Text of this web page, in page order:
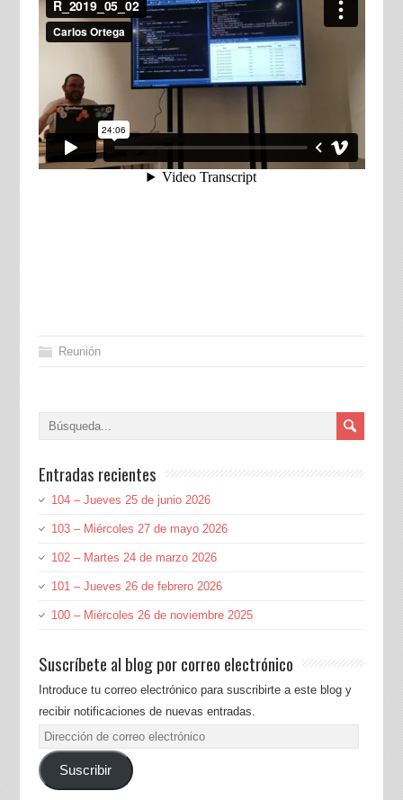
Reunión
Entradas recientes
104 – Jueves 25 de junio 2026
103 – Miércoles 27 de mayo 2026
102 – Martes 24 de marzo 2026
101 – Jueves 26 de febrero 2026
100 – Miércoles 26 de noviembre 2025
Suscríbete al blog por correo electrónico
Introduce tu correo electrónico para suscribirte a este blog y
recibir notificaciones de nuevas entradas.
Dirección
de
correoSuscribir